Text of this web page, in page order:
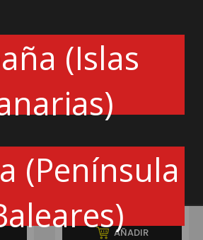
(Islas
(Península
SPEEDLINE
342€
AÑADIR